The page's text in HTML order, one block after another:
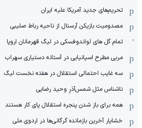
تحریم‌های جدید آمریکا علیه ایران
مصدومیت بازیکن آرسنال از ناحیه رباط صلیبی
تمام گل های لواندوفسکی در لیگ قهرمانان اروپا
مربی مطرح اسپانیایی در آستانه دستیاری سهراب
سه غایب احتمالی استقلال در هفته نخست لیگ
ناشناس مثل شمس‌آذرِ وحید رضایی
همه برای باز شدن پنجره استقلال پای کار هستند
خشایار آخرین بازمانده گرگانی‌ها در اردوی ملی